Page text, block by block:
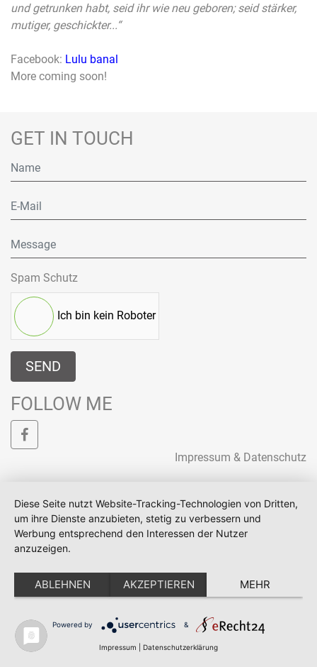
und getrunken habt, seid ihr wie neu geboren; seid stärker,
mutiger, geschickter...“
Facebook: Lulu banal
More coming soon!
GET IN TOUCH
Spam Schutz
Ich bin kein Roboter
SEND
FOLLOW ME
Impressum & Datenschutz
Diese Seite nutzt Website-Tracking-Technologien von Dritten,
um ihre Dienste anzubieten, stetig zu verbessern und
Werbung entsprechend den Interessen der Nutzer
anzuzeigen.
ABLEHNEN AKZEPTIEREN MEHR
Powered by &
Impressum Datenschutzerklärung